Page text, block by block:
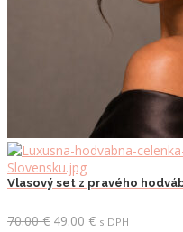
Vlasový set z pravého
70.00€ Pôvodná
49.00 €Aktuálna
s DPH